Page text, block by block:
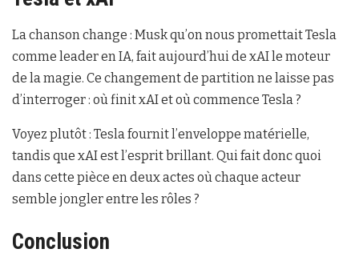
La chanson change : Musk qu’on nous promettait Tesla
comme leader en IA, fait aujourd’hui de xAI le moteur
de la magie. Ce changement de partition ne laisse pas
d’interroger : où finit xAI et où commence Tesla ?
Voyez plutôt : Tesla fournit l’enveloppe matérielle,
tandis que xAI est l’esprit brillant. Qui fait donc quoi
dans cette pièce en deux actes où chaque acteur
semble jongler entre les rôles ?
Conclusion